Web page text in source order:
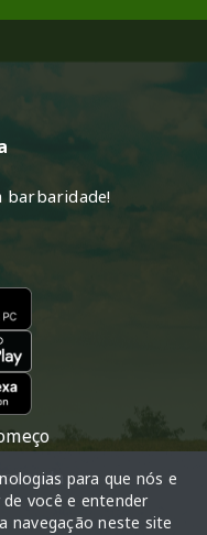
barbaridade!
para que nós e
você e entender
navegação neste site